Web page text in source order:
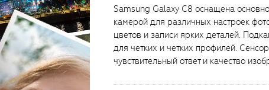
Samsung Galaxy C8 оснащена
камерой для различных настроек
цветов и записи ярких деталей.
для четких и четких профилей.
чувствительный ответ и качество